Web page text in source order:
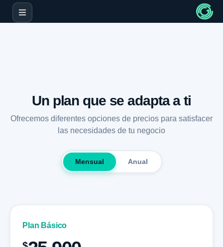
Un plan que se adapta a ti
Ofrecemos diferentes opciones de precios para satisfacer
las necesidades de tu negocio
Mensual Anual
Plan Básico